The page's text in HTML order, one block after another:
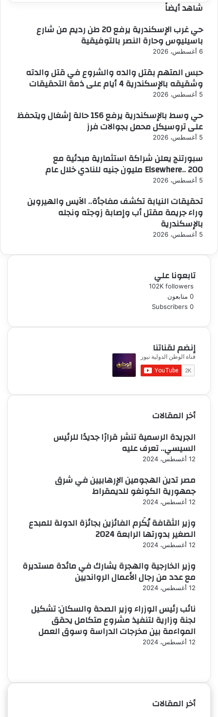
شاهد أيضاً
حي غرب الإسكندرية يرفع 20 طن رديم من شارع
باسيليوس وحارة النصر بالتوفيقية
6 أغسطس، 2026
حبس المتهم بقتل والده والشروع في قتل والدته
وشقيقه بالإسكندرية 4 أيام على ذمة التحقيقات
5 أغسطس، 2026
حي وسط بالإسكندرية يرفع 156 حالة إشغال ويتحفظ
على تروسيكل محمل بجوالات فرز
5 أغسطس، 2026
سبورتنج يعلن شراكة استثمارية مبدئية مع
Elsewhere.. 200 مليون جنيه للنادي خلال عام
5 أغسطس، 2026
تحقيقات النيابة تكشف مفاجأة.. الآيس والهيروين
وراء جريمة مقتل أب وإصابة زوجته ونجله
بالإسكندرية
5 أغسطس، 2026
تابعونا علي
102K followers
0 متابعون
0
Subscribers
إنضم لقناتنا
أخر المقالات
الجريدة الرسمية تنشر قرارًا جديدًا للرئيس
السيسي.. تعرف عليه
12 أغسطس، 2024
مصر تدين الهجومين الإرهابيين في شرق
جمهورية الكونغو للديمقراط
12 أغسطس، 2024
وزير الثقافة يُكَرم الفائزين بجائزة الدولة للمبدع
الصغير بدورتها الرابعة 2024
12 أغسطس، 2024
وزير الخارجية والهجرة يشارك في مائدة مستديرة
مع عدد من رجال الأعمال الروانديين
12 أغسطس، 2024
نائب رئيس الوزراء وزير الصحة والسكان: تشكيل
لجنة وزارية لتنفيذ مشروع متكامل يحقق
المواءمة بين مخرجات الدراسة وسوق العمل
12 أغسطس، 2024
أخر المقالات